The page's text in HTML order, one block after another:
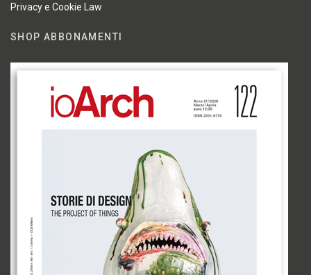
Privacy e Cookie Law
SHOP ABBONAMENTI